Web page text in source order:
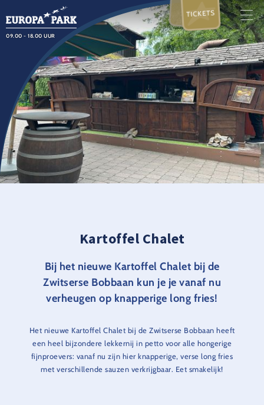
09.00 - 18.00 UUR
TICKETS
Kartoffel Chalet
Bij het nieuwe Kartoffel Chalet bij de
Zwitserse Bobbaan kun je je vanaf nu
verheugen op knapperige long fries!
Het nieuwe Kartoffel Chalet bij de Zwitserse Bobbaan heeft
een heel bijzondere lekkernij in petto voor alle hongerige
fijnproevers: vanaf nu zijn hier knapperige, verse long fries
met verschillende sauzen verkrijgbaar. Eet smakelijk!